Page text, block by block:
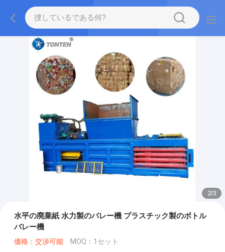
2/3
水平の廃棄紙 水力製のバレー機 プラスチック製のボトル
バレー機
価格：交渉可能 MOQ：1セット